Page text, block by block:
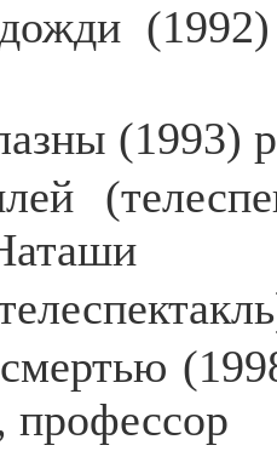
(1993)
профессор